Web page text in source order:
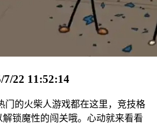
7/22 11:52:14
门的火柴人游戏都在这里，竞技格
锁魔性的闯关哦。心动就来看看